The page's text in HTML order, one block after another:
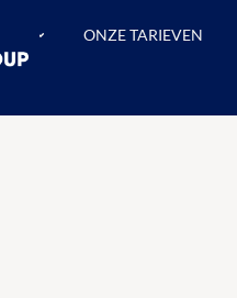
ONZE TARIEVEN